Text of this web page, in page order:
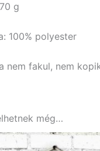
g
100% polyester
nem fakul, nem
még…